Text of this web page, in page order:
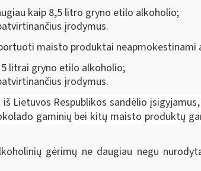
kaip 8,5 litro gryno etilo alkoholio;
įrodymus.
maisto produktai neapmokestinami
litrai gryno etilo alkoholio;
įrodymus.
Lietuvos Respublikos sandėlio
gaminių bei kitų maisto produktų
gėrimų ne daugiau negu